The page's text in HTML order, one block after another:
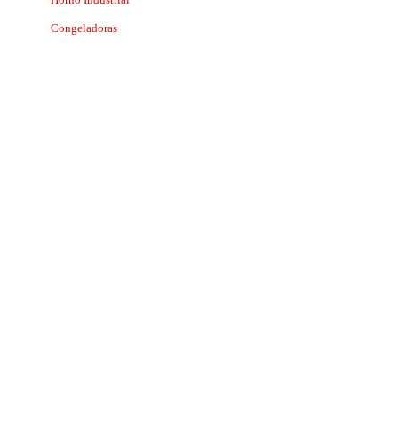
Congeladoras